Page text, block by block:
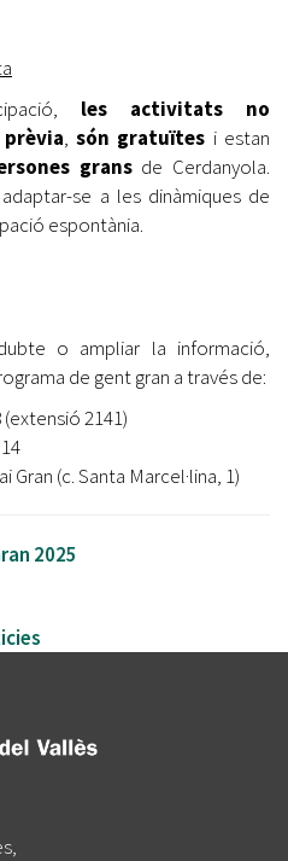
les activitats no
,són gratuïtes i estan
gransde Cerdanyola.
se a les dinàmiques de
espontània.
o ampliar la informació,
de gent gran a través de:
2141)
Gran (c. Santa Marcel·lina, 1)
2025